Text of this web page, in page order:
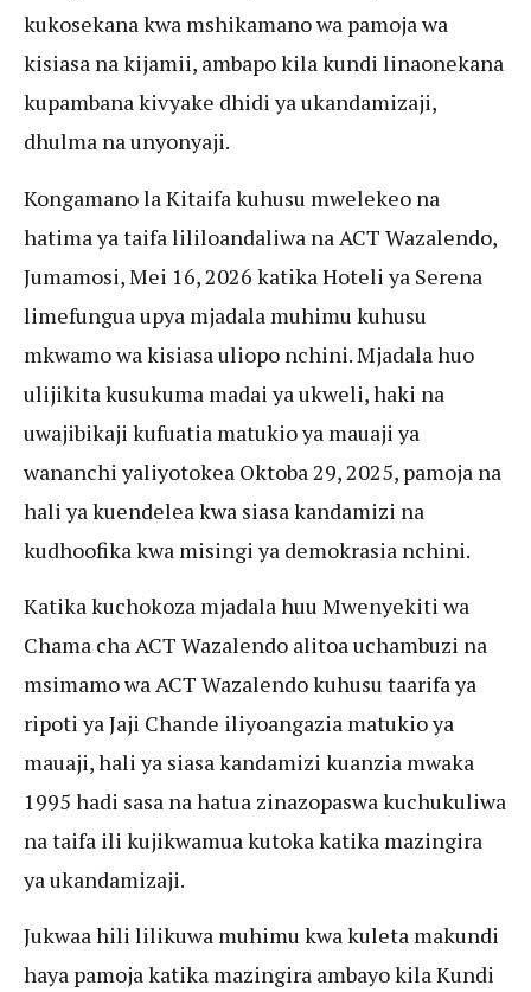
kukosekana kwa mshikamano wa pamoja wa
kisiasa na kijamii, ambapo kila kundi linaonekana
kupambana kivyake dhidi ya ukandamizaji,
dhulma na unyonyaji.
Kongamano la Kitaifa kuhusu mwelekeo na
hatima ya taifa lililoandaliwa na ACT Wazalendo,
Jumamosi, Mei 16, 2026 katika Hoteli ya Serena
limefungua upya mjadala muhimu kuhusu
mkwamo wa kisiasa uliopo nchini. Mjadala huo
ulijikita kusukuma madai ya ukweli, haki na
uwajibikaji kufuatia matukio ya mauaji ya
wananchi yaliyotokea Oktoba 29, 2025, pamoja na
hali ya kuendelea kwa siasa kandamizi na
kudhoofika kwa misingi ya demokrasia nchini.
Katika kuchokoza mjadala huu Mwenyekiti wa
Chama cha ACT Wazalendo alitoa uchambuzi na
msimamo wa ACT Wazalendo kuhusu taarifa ya
ripoti ya Jaji Chande iliyoangazia matukio ya
mauaji, hali ya siasa kandamizi kuanzia mwaka
1995 hadi sasa na hatua zinazopaswa kuchukuliwa
na taifa ili kujikwamua kutoka katika mazingira
ya ukandamizaji.
Jukwaa hili lilikuwa muhimu kwa kuleta makundi
haya pamoja katika mazingira ambayo kila Kundi